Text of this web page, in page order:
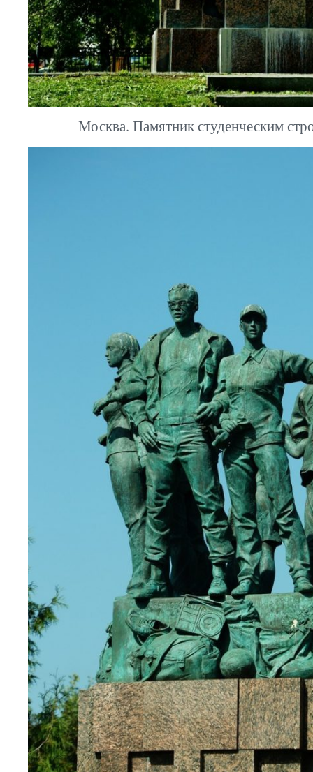
Москва. Памятник студенческим